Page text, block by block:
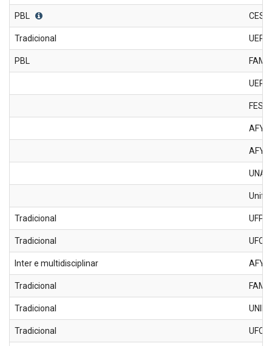
PBL
Tradicional UEPA
PBL
Tradicional UFPB
Tradicional UFCG
Inter e multidisciplinar
Tradicional
Tradicional
Tradicional UFCG